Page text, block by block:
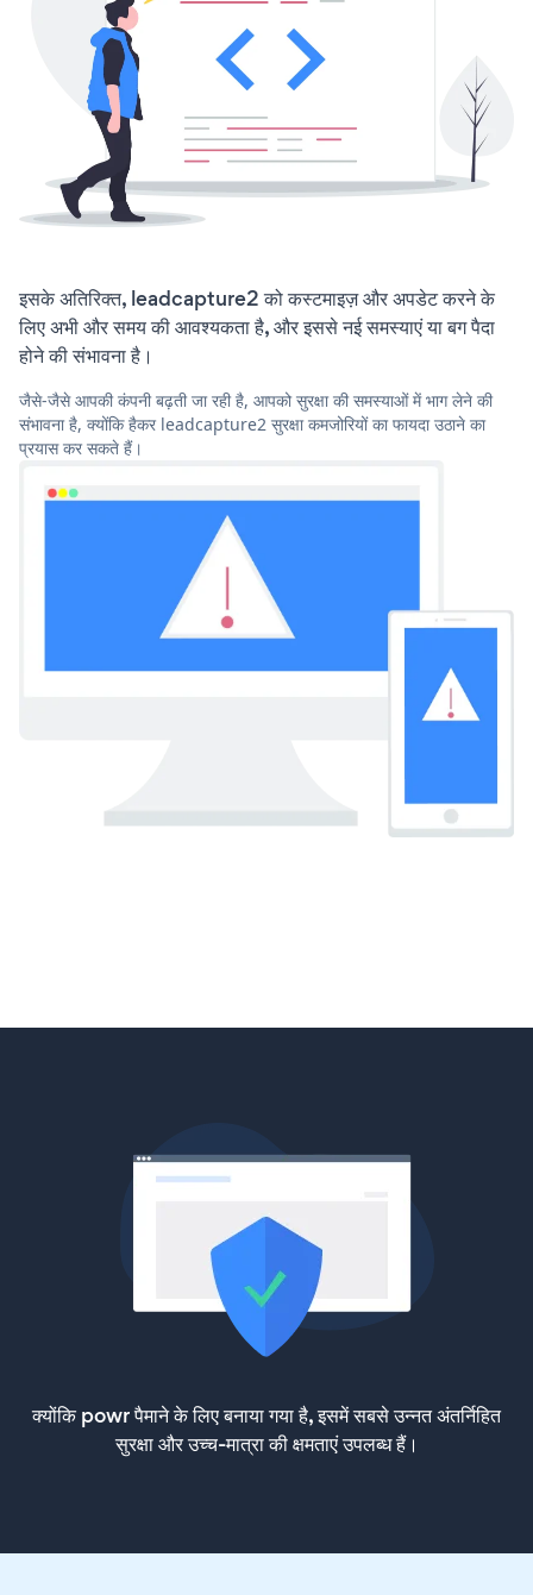
इसके अतिरिक्त, leadcapture2 को कस्टमाइज़ और अपडेट करने के
लिए अभी और समय की आवश्यकता है, और इससे नई समस्याएं या बग पैदा
होने की संभावना है।
जैसे-जैसे आपकी कंपनी बढ़ती जा रही है, आपको सुरक्षा की समस्याओं में भाग लेने की
संभावना है, क्योंकि हैकर leadcapture2 सुरक्षा कमजोरियों का फायदा उठाने का
प्रयास कर सकते हैं।
क्योंकि powr पैमाने के लिए बनाया गया है, इसमें सबसे उन्नत अंतर्निहित
सुरक्षा और उच्च-मात्रा की क्षमताएं उपलब्ध हैं।